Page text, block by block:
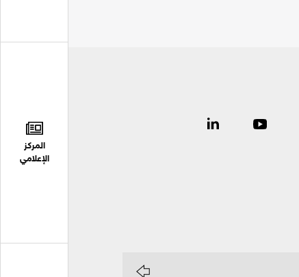
المركز
الإعلامي